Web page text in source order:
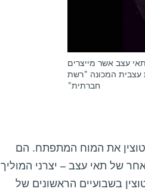
עצב אשר מייצרים
עצבית המכונה "רשת
חברתית"
את המוח המתפתח. הם
אחר של תאי עצב – יצרני המוליך
בשבועיים הראשונים של